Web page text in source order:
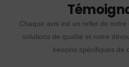
Chaque avis est un reflet de
solutions de qualité et notre
besoins spécifiques de